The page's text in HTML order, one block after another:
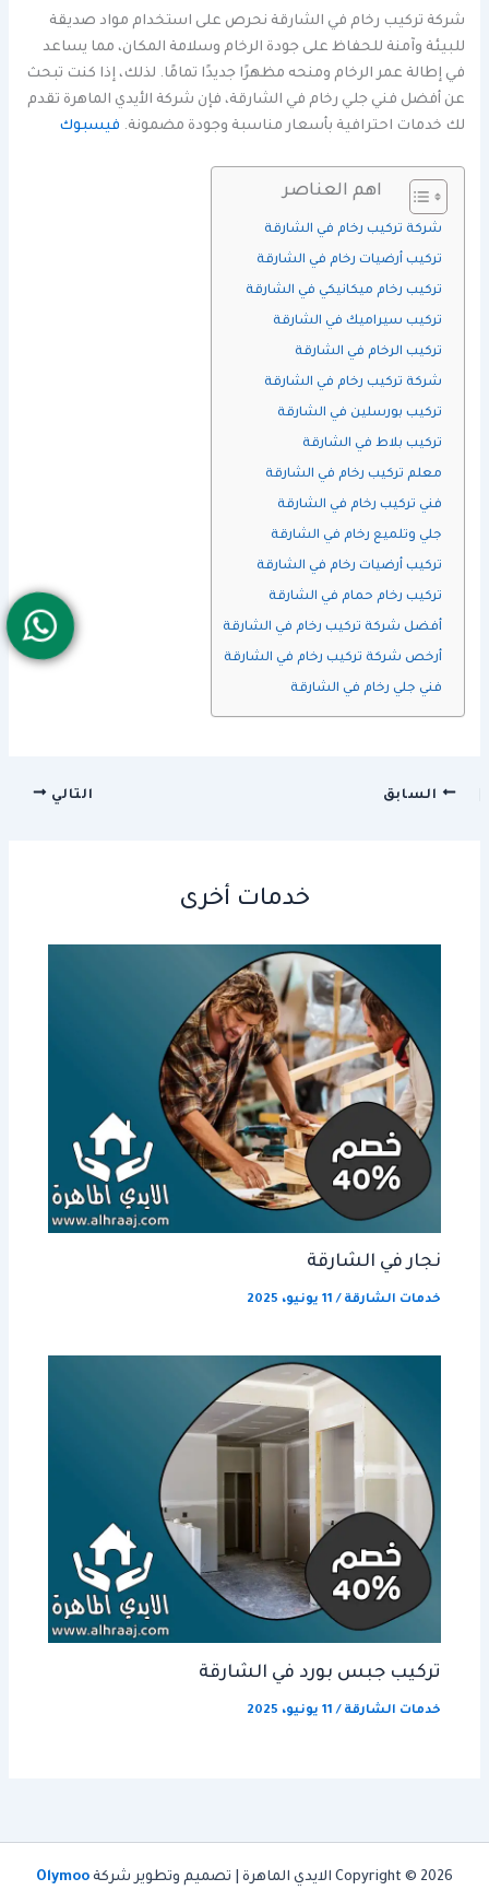
شركة تركيب رخام في الشارقة نحرص على استخدام مواد صديقة
للبيئة وآمنة للحفاظ على جودة الرخام وسلامة المكان، مما يساعد
في إطالة عمر الرخام ومنحه مظهرًا جديدًا تمامًا. لذلك، إذا كنت تبحث
عن أفضل فني جلي رخام في الشارقة، فإن شركة الأيدي الماهرة تقدم
لك خدمات احترافية بأسعار مناسبة وجودة مضمونة. فيسبوك
اهم العناصر
شركة تركيب رخام في الشارقة
تركيب أرضيات رخام في الشارقة
تركيب رخام ميكانيكي في الشارقة
تركيب سيراميك في الشارقة
تركيب الرخام في الشارقة
شركة تركيب رخام في الشارقة
تركيب بورسلين في الشارقة
تركيب بلاط في الشارقة
معلم تركيب رخام في الشارقة
فني تركيب رخام في الشارقة
جلي وتلميع رخام في الشارقة
تركيب أرضيات رخام في الشارقة
تركيب رخام حمام في الشارقة
أفضل شركة تركيب رخام في الشارقة
أرخص شركة تركيب رخام في الشارقة
فني جلي رخام في الشارقة
السابق التالي
خدمات أخرى
نجار في الشارقة
خدمات الشارقة / 11 يونيو، 2025
تركيب جبس بورد في الشارقة
خدمات الشارقة / 11 يونيو، 2025
Copyright © 2026 الايدي الماهرة | تصميم وتطوير شركة Olymoo